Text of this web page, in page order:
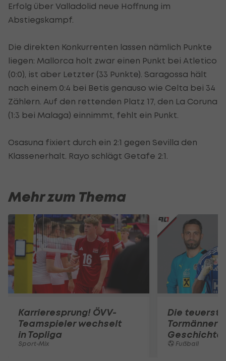
Erfolg über Valladolid neue Hoffnung im
Abstiegskampf.
Die direkten Konkurrenten lassen nämlich Punkte
liegen: Mallorca holt zwar einen Punkt bei Atletico
(0:0), ist aber Letzter (33 Punkte). Saragossa hält
nach einem 0:4 bei Betis genauso wie Celta bei 34
Zählern. Auf den rettenden Platz 17, den La Coruna
(1:3 bei Malaga) einnimmt, fehlt ein Punkt.
Osasuna fixiert durch ein 2:1 gegen Sevilla den
Klassenerhalt. Rayo schlägt Getafe 2:1.
Mehr zum Thema
Karrieresprung! ÖVV-
Teamspieler wechselt
in Topliga
Sport-Mix
Die
Tormänner
Geschichte
Fußball